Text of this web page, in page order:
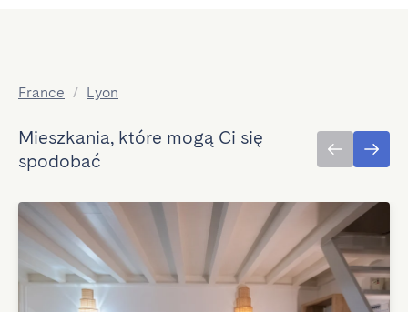
France / Lyon
Mieszkania, które mogą Ci się
spodobać